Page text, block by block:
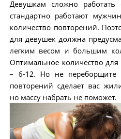
Девушкам сложно
стандартно работают
количество повторений.
для девушек должна
легким весом и большим
Оптимальное количество
– 6-12. Но не переборщите
повторений сделает вас
но массу набрать не поможет.